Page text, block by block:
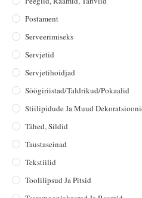
Postament
Serveerimiseks
Servjetid
Servjetihoidjad
Söögiriistad/taldrikud/pokaalid
Stiilipidude Ja Muud
Tähed, Sildid
Taustaseinad
Tekstiilid
Toolilipsud Ja Pitsid